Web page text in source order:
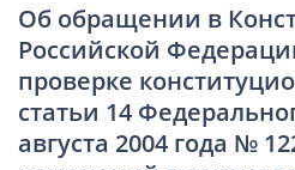
Об обращении в
Российской
проверке
статьи 14
августа 2004 года №